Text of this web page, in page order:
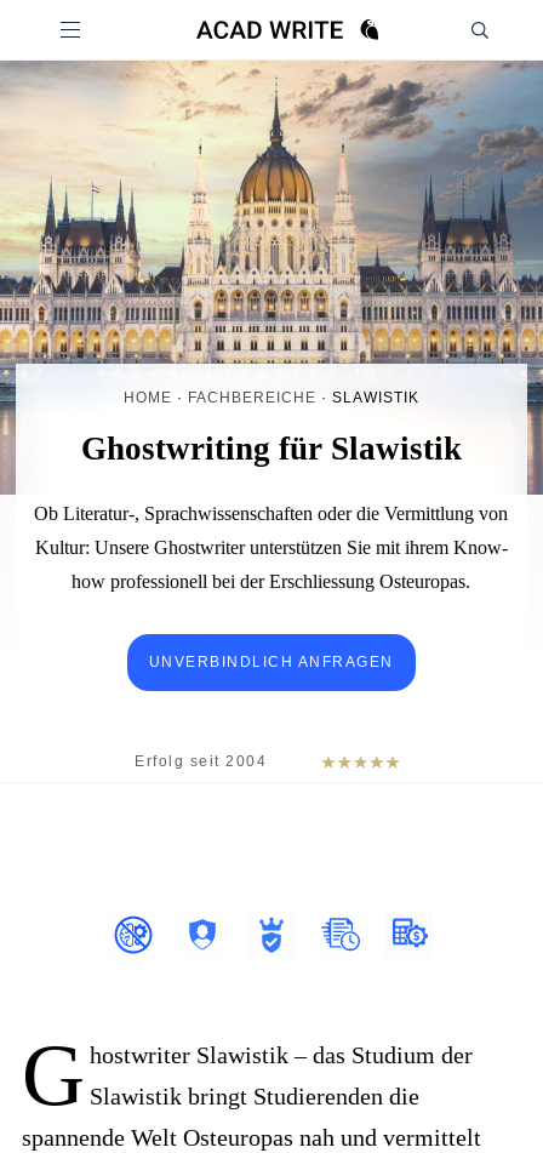
HOME · FACHBEREICHE · SLAWISTIK
Ghostwriting für Slawistik
Ob Literatur-, Sprachwissenschaften oder die Vermittlung von
Kultur: Unsere Ghostwriter unterstützen Sie mit ihrem Know-
how professionell bei der Erschliessung Osteuropas.
UNVERBINDLICH ANFRAGEN
G hostwriter Slawistik – das Studium der
Slawistik bringt Studierenden die
spannende Welt Osteuropas nah und vermittelt